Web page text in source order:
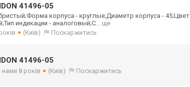
41496-05
ма корпуса - круглые;Диаметр корпуса - 45;Цвет
индикации - аналоговый;С... ще
(Київ) Поскаржитись
41496-05
нами 8 років (Київ) Поскаржитись